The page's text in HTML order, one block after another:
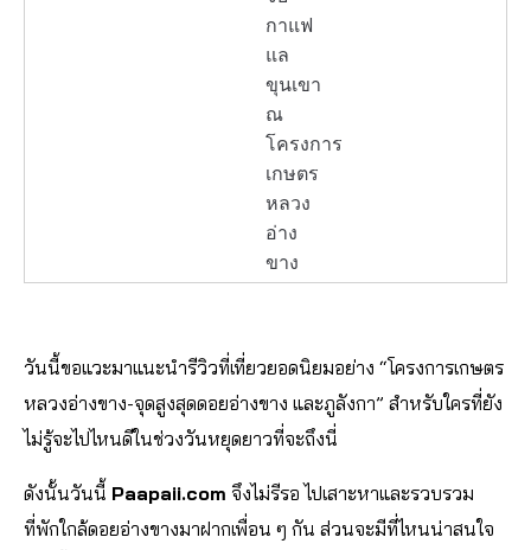
วันนี้ขอแวะมาแนะนำรีวิวที่เที่ยวยอดนิยมอย่าง “โครงการเกษตร
หลวงอ่างขาง-จุดสูงสุดดอยอ่างขาง และภูลังกา” สำหรับใครที่ยัง
ไม่รู้จะไปไหนดีในช่วงวันหยุดยาวที่จะถึงนี่
ดังนั้นวันนี้ Paapaii.com จึงไม่รีรอ ไปเสาะหาและรวบรวม
ที่พักใกล้ดอยอ่างขางมาฝากเพื่อน ๆ กัน ส่วนจะมีที่ไหนน่าสนใจ